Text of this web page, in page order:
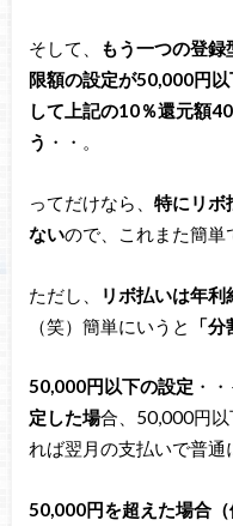
そして、 もう一つの登録
限額の設定が50,000円
して上記の10％還元額
う ・・。
ってだけなら、 特にリボ
ないので、これまた簡単
ただし、
リボ払いは年
（笑）簡単にいうと
「
50,000円以下の設定 ・
定した場合、50,000円
れば翌月の支払いで普通
50,000円を超えた場合（